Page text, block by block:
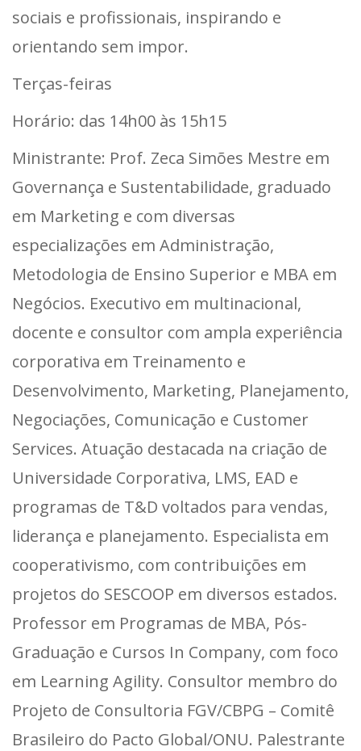
sociais e profissionais, inspirando e
orientando sem impor.
Terças-feiras
Horário: das 14h00 às 15h15
Ministrante: Prof. Zeca Simões Mestre em
Governança e Sustentabilidade, graduado
em Marketing e com diversas
especializações em Administração,
Metodologia de Ensino Superior e MBA em
Negócios. Executivo em multinacional,
docente e consultor com ampla experiência
corporativa em Treinamento e
Desenvolvimento, Marketing, Planejamento,
Negociações, Comunicação e Customer
Services. Atuação destacada na criação de
Universidade Corporativa, LMS, EAD e
programas de T&D voltados para vendas,
liderança e planejamento. Especialista em
cooperativismo, com contribuições em
projetos do SESCOOP em diversos estados.
Professor em Programas de MBA, Pós-
Graduação e Cursos In Company, com foco
em Learning Agility. Consultor membro do
Projeto de Consultoria FGV/CBPG – Comitê
Brasileiro do Pacto Global/ONU. Palestrante